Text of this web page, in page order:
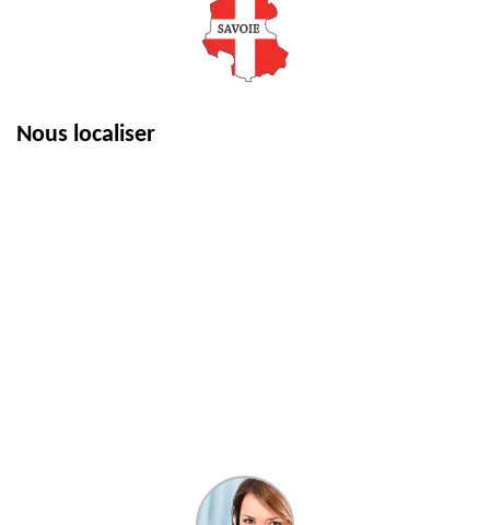
Nous localiser